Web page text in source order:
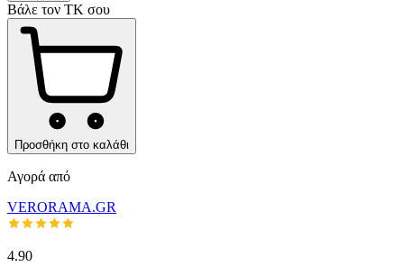
Βάλε τον ΤΚ σου
Προσθήκη στο καλάθι
Αγορά από
VERORAMA.GR
4.90